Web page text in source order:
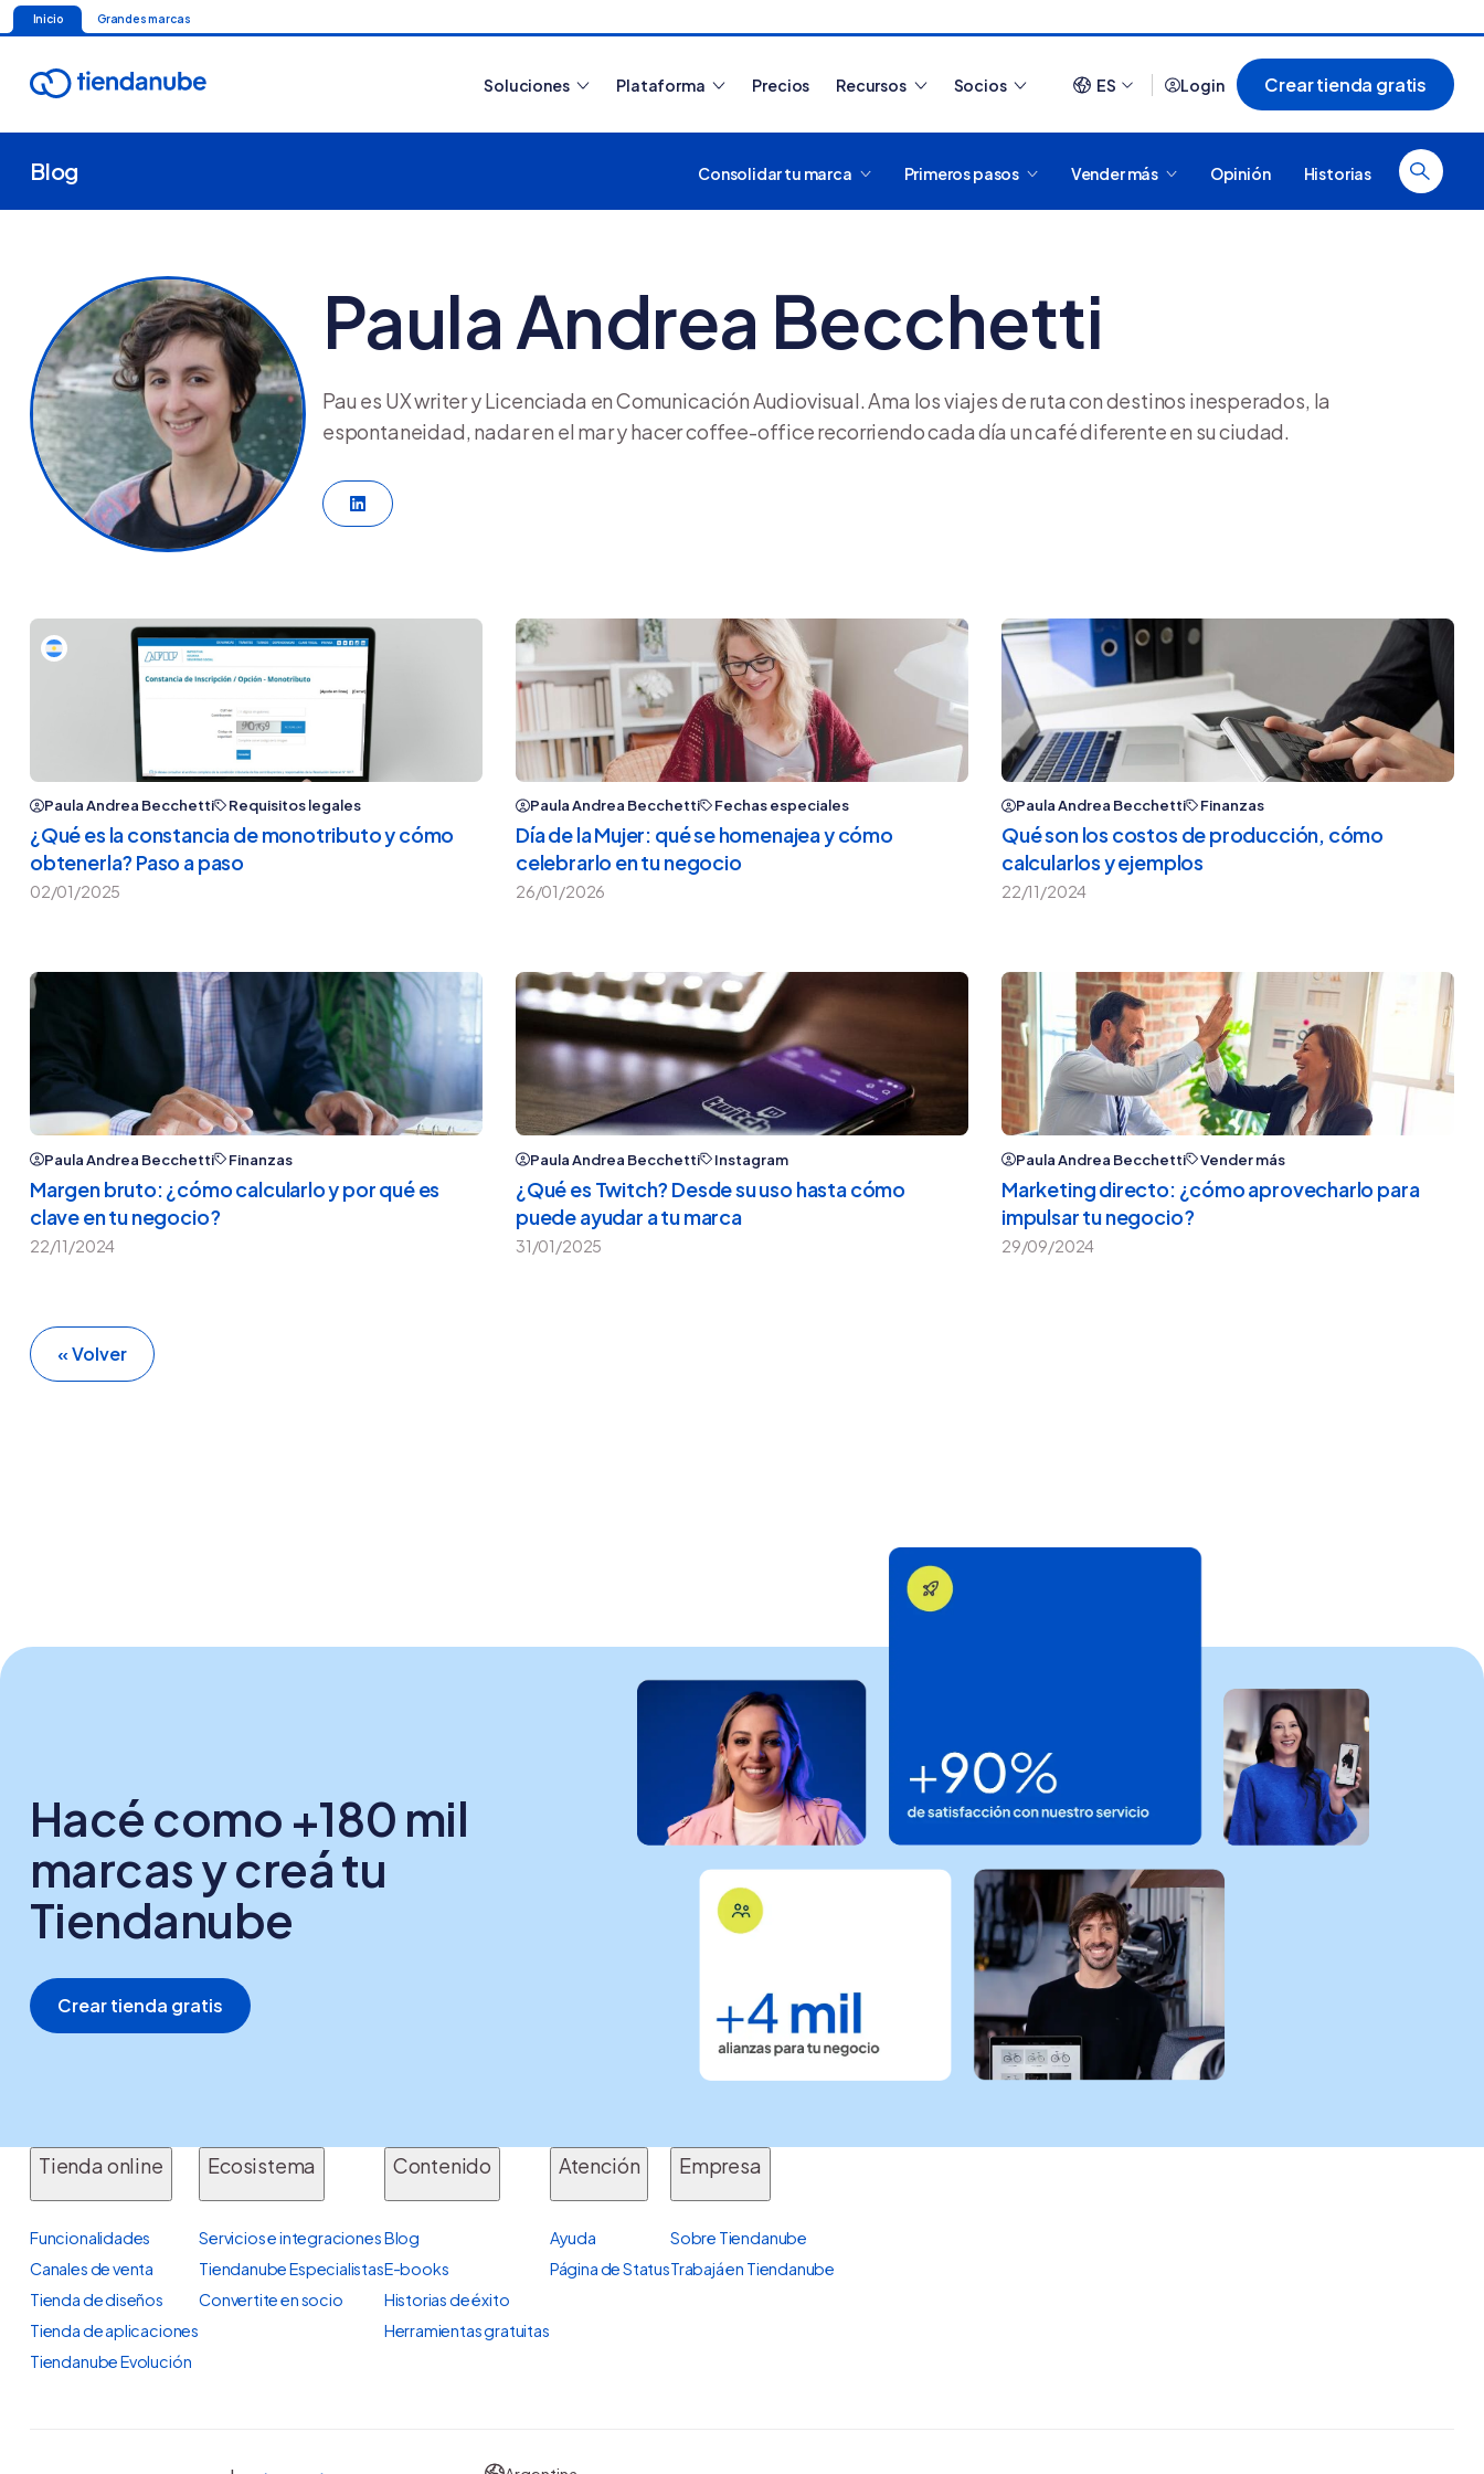
Inicio Grandes marcas
Soluciones Plataforma Precios Recursos
crear y usar una tienda online
Nube para vender más
Socios ES Login Crear tienda gratis
Blog Consolidar tu marca Primeros pasos Vender más Opinión Historias
Paula Andrea Becchetti
Pau es UX writer y Licenciada en Comunicación Audiovisual. Ama los viajes de ruta con destinos inesperados, la
espontaneidad, nadar en el mar y hacer coffee-office recorriendo cada día un café diferente en su ciudad.
LinkedIn
Paula Andrea Becchetti Requisitos legales
¿Qué es la constancia de monotributo y cómo
obtenerla? Paso a paso
02/01/2025
Paula Andrea Becchetti Fechas especiales
Día de la Mujer: qué se homenajea y cómo
celebrarlo en tu negocio
26/01/2026
Paula Andrea Becchetti Finanzas
Qué son los costos de producción, cómo
calcularlos y ejemplos
22/11/2024
Paula Andrea Becchetti Finanzas
Margen bruto: ¿cómo calcularlo y por qué es
clave en tu negocio?
22/11/2024
Paula Andrea Becchetti Instagram
¿Qué es Twitch? Desde su uso hasta cómo
puede ayudar a tu marca
31/01/2025
Paula Andrea Becchetti Vender más
Marketing directo: ¿cómo aprovecharlo para
impulsar tu negocio?
29/09/2024
« Volver
Hacé como +180 mil
marcas y creá tu
Tiendanube
Crear tienda gratis
Tienda online
Funcionalidades
Canales de venta
Tienda de diseños
Tienda de aplicaciones
Tiendanube Evolución
Ecosistema
Servicios e integraciones
Tiendanube Especialistas
Convertite en socio
Contenido
Blog
E-books
Historias de éxito
Herramientas gratuitas
Atención
Ayuda
Página de Status
Empresa
Sobre Tiendanube
Trabajá en Tiendanube